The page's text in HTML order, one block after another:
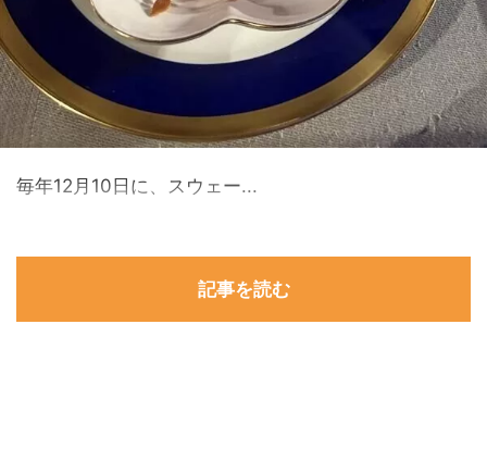
毎年12月10日に、スウェー...
記事を読む